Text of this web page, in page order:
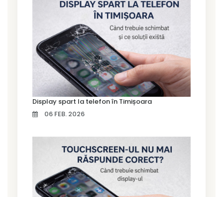
Display spart la telefon în Timișoara
06 FEB. 2026